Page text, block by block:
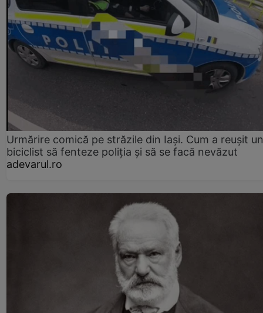
Urmărire comică pe străzile din Iași. Cum a reușit un
biciclist să fenteze poliția și să se facă nevăzut
adevarul.ro